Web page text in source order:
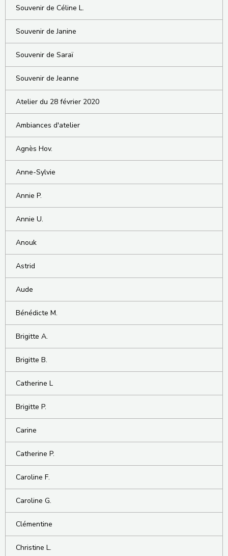
Souvenir de Céline L.
Souvenir de Janine
Souvenir de Saraï
Souvenir de Jeanne
Atelier du 28 février 2020
Ambiances d'atelier
Agnès Hov.
Anne-Sylvie
Annie P.
Annie U.
Anouk
Astrid
Aude
Bénédicte M.
Brigitte A.
Brigitte B.
Catherine L
Brigitte P.
Carine
Catherine P.
Caroline F.
Caroline G.
Clémentine
Christine L.